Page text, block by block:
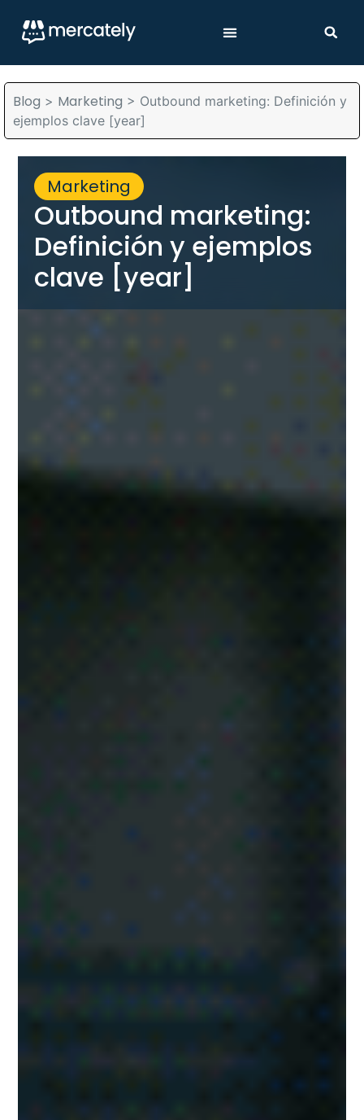
Blog > Marketing > Outbound marketing: Definición y
ejemplos clave [year]
Marketing
Outbound marketing:
Definición y ejemplos
clave [year]